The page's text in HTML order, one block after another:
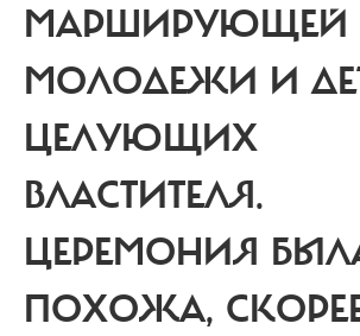
МАРШИРУЮЩЕЙ
МОЛОДЕЖИ И
ЦЕЛУЮЩИХ
ВЛАСТИТЕЛЯ.
ЦЕРЕМОНИЯ
ПОХОЖА,